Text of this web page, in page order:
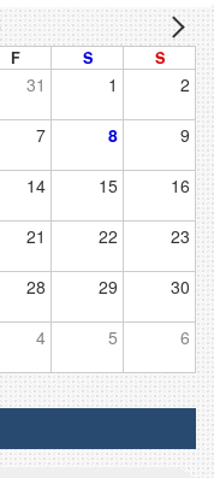
F S S
31 1 2
7 8 9
14 15 16
21 22 23
28 29 30
4 5 6